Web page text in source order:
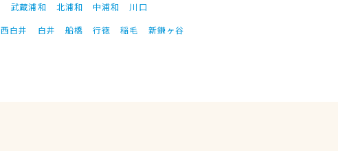
武蔵浦和 北浦和 中浦和
川口
西白井 白井 船橋 行徳 稲毛 新鎌ヶ谷